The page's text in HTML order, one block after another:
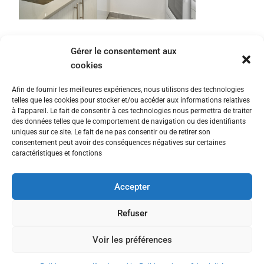
Gérer le consentement aux
cookies
Afin de fournir les meilleures expériences, nous utilisons des technologies
telles que les cookies pour stocker et/ou accéder aux informations relatives
à l'appareil. Le fait de consentir à ces technologies nous permettra de traiter
des données telles que le comportement de navigation ou des identifiants
uniques sur ce site. Le fait de ne pas consentir ou de retirer son
consentement peut avoir des conséquences négatives sur certaines
caractéristiques et fonctions
Accepter
Refuser
Voir les préférences
© All rights reserved © 2025 The Fairway Group - Cyber Rooster